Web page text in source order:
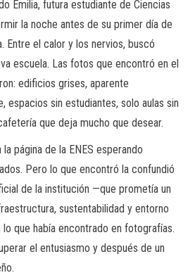
Emilia, futura estudiante de Ciencias
la noche antes de su primer día de
Entre el calor y los nervios, buscó
escuela. Las fotos que encontró en el
edificios grises, aparente
espacios sin estudiantes, solo aulas sin
que deja mucho que desear.
página de la ENES esperando
Pero lo que encontró la confundió
de la institución —que prometía un
sustentabilidad y entorno
que había encontrado en fotografías.
el entusiasmo y después de un